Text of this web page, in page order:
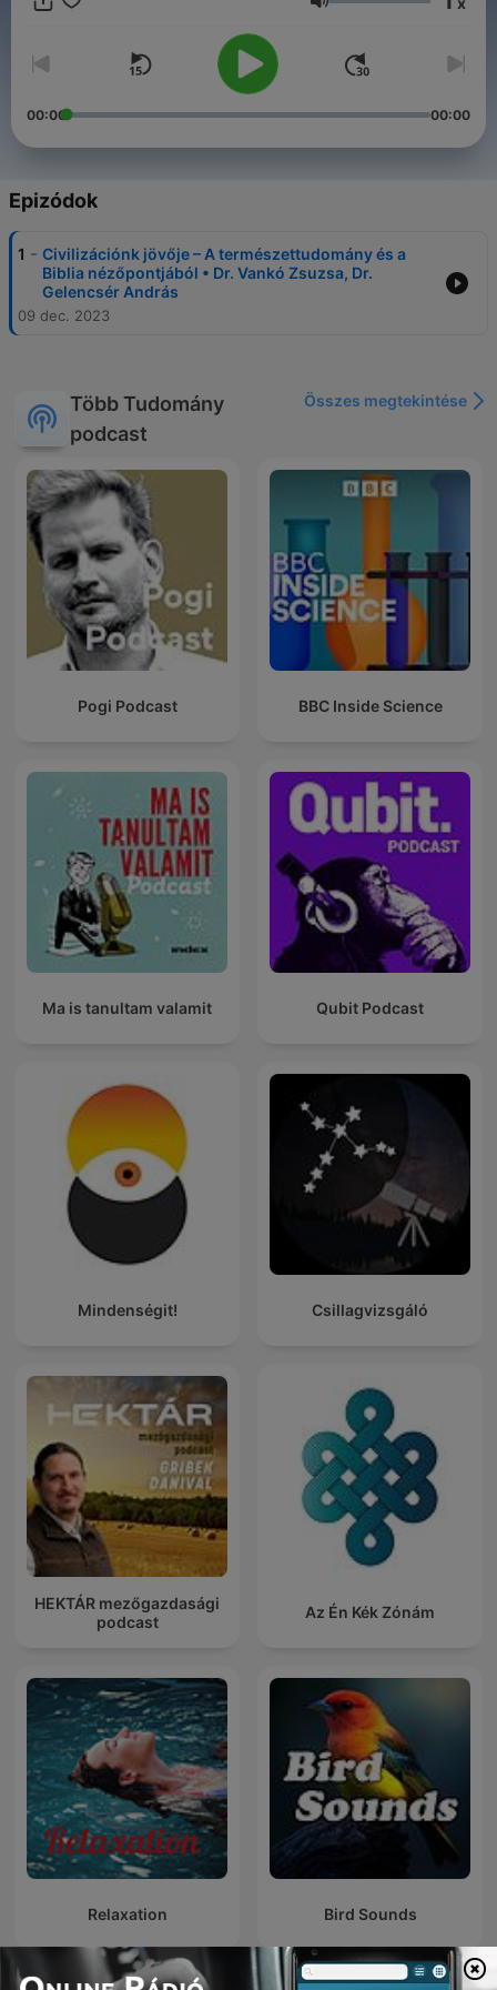
Hangerő
00:00 00:00
Epizódok
1 - Civilizációnk jövője – A természettudomány és a
Biblia nézőpontjából • Dr. Vankó Zsuzsa, Dr.
Gelencsér András
09 dec. 2023
Több Tudomány
podcast
Összes megtekintése
Pogi Podcast BBC Inside Science
Ma is tanultam valamit Qubit Podcast
Mindenségit! Csillagvizsgáló
HEKTÁR mezőgazdasági
podcast
Az Én Kék Zónám
Relaxation Bird Sounds